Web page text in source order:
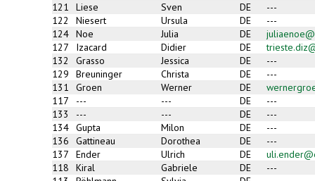
121
Liese Sven DE
---
122
Niesert Ursula DE
---
124 Noe Julia DE
127
Izacard Didier DE
132
Grasso Jessica DE
---
129
Breuninger Christa DE
---
131
Groen Werner DE
117
--- --- DE
---
133
--- --- DE
---
134 Gupta Milon DE
---
136
Gattineau Dorothea DE
---
137
Ender Ulrich DE
118
Kiral Gabriele DE
---